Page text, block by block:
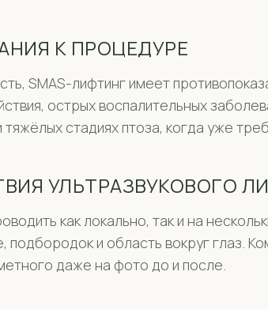
К ПРОЦЕДУРЕ
SMAS-лифтинг имеет
острых воспалительных
стадиях птоза, когда уже
УЛЬТРАЗВУКОВОГО
как локально, так и на
подбородок и область вокруг глаз.
даже на фото до и после.